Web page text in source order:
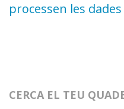
processen les
CERCA EL TEU